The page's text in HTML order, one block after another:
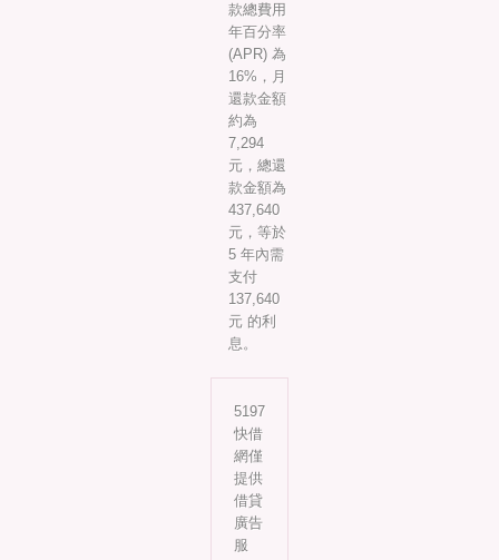
款總費用
年百分率
(APR) 為
16%，月
還款金額
約為
7,294
元，總還
款金額為
437,640
元，等於
5 年內需
支付
137,640
元 的利
息。
5197
快借
網僅
提供
借貸
廣告
服